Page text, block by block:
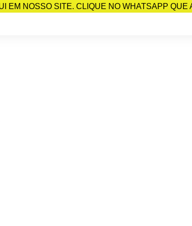
EM NOSSO SITE. CLIQUE NO WHATSAPP QUE